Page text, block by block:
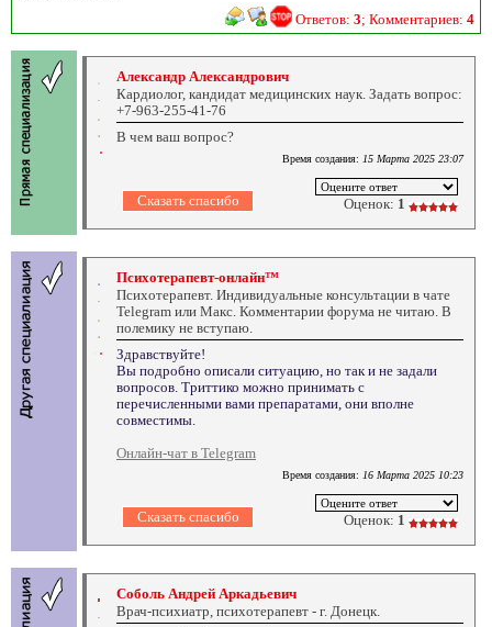
Ответов: 3; Комментариев: 4
Александр Александрович
Кардиолог, кандидат медицинских наук. Задать вопрос:
+7-963-255-41-76
В чем ваш вопрос?
Время создания: 15 Марта 2025 23:07
Оценок: 1
Психотерапевт-онлайн™
Психотерапевт. Индивидуальные консультации в чате
Telegram или Макс. Комментарии форума не читаю. В
полемику не вступаю.
Здравствуйте!
Вы подробно описали ситуацию, но так и не задали
вопросов. Триттико можно принимать с
перечисленными вами препаратами, они вполне
совместимы.
Онлайн-чат в Telegram
Время создания: 16 Марта 2025 10:23
Оценок: 1
Соболь Андрей Аркадьевич
Врач-психиатр, психотерапевт - г. Донецк.